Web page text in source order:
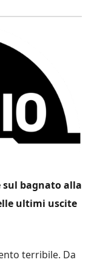
sul bagnato alla
ultimi uscite
terribile. Da